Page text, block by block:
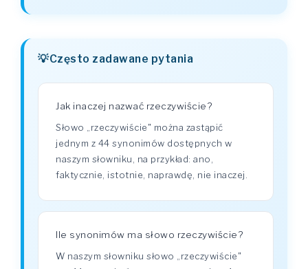
Często zadawane pytania
Jak inaczej nazwać rzeczywiście?
Słowo „rzeczywiście" można zastąpić
jednym z 44 synonimów dostępnych w
naszym słowniku, na przykład: ano,
faktycznie, istotnie, naprawdę, nie inaczej.
Ile synonimów ma słowo rzeczywiście?
W naszym słowniku słowo „rzeczywiście"